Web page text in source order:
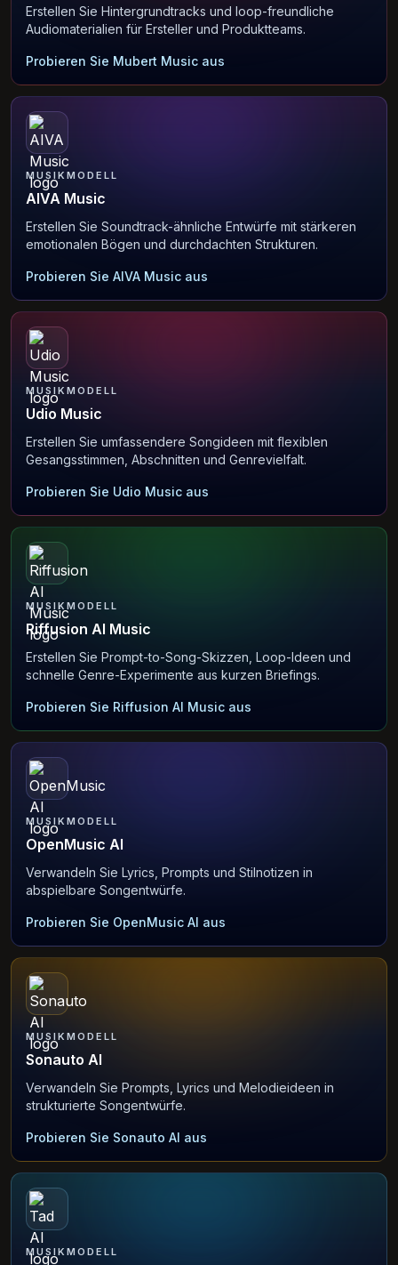
Erstellen Sie Hintergrundtracks und loop-freundliche
Audiomaterialien für Ersteller und Produktteams.
Probieren Sie Mubert Music aus
MUSIKMODELL
AIVA Music
Erstellen Sie Soundtrack-ähnliche Entwürfe mit stärkeren
emotionalen Bögen und durchdachten Strukturen.
Probieren Sie AIVA Music aus
MUSIKMODELL
Udio Music
Erstellen Sie umfassendere Songideen mit flexiblen
Gesangsstimmen, Abschnitten und Genrevielfalt.
Probieren Sie Udio Music aus
MUSIKMODELL
Riffusion AI Music
Erstellen Sie Prompt-to-Song-Skizzen, Loop-Ideen und
schnelle Genre-Experimente aus kurzen Briefings.
Probieren Sie Riffusion AI Music aus
MUSIKMODELL
OpenMusic AI
Verwandeln Sie Lyrics, Prompts und Stilnotizen in
abspielbare Songentwürfe.
Probieren Sie OpenMusic AI aus
MUSIKMODELL
Sonauto AI
Verwandeln Sie Prompts, Lyrics und Melodieideen in
strukturierte Songentwürfe.
Probieren Sie Sonauto AI aus
MUSIKMODELL